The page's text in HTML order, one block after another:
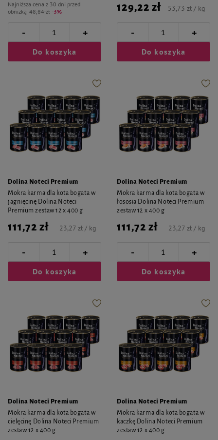
Najniższa cena z 30 dni przed
obniżką 48,84 zł -3%
- +
Do koszyka
129,22 zł 53,73 zł / kg
- +
Do koszyka
Dolina Noteci Premium
Mokra karma dla kota bogata w
jagnięcinę Dolina Noteci
Premium zestaw 12 x 400 g
111,72 zł 23,27 zł / kg
- +
Do koszyka
Dolina Noteci Premium
Mokra karma dla kota bogata w
łososia Dolina Noteci Premium
zestaw 12 x 400 g
111,72 zł 23,27 zł / kg
- +
Do koszyka
Dolina Noteci Premium
Mokra karma dla kota bogata w
cielęcinę Dolina Noteci Premium
zestaw 12 x 400 g
Dolina Noteci Premium
Mokra karma dla kota bogata w
kaczkę Dolina Noteci Premium
zestaw 12 x 400 g